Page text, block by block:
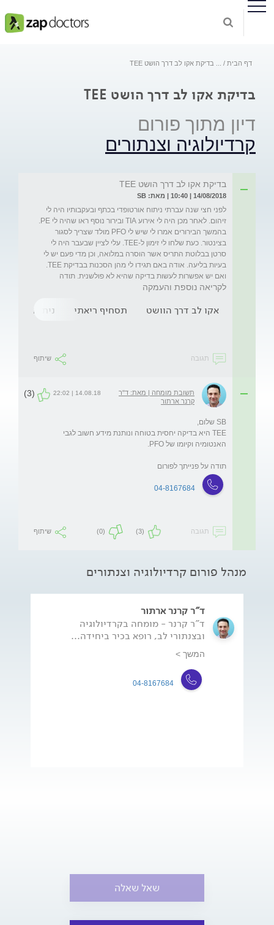
דף הבית בדיקת אקו לב דרך הושט TEE
בדיקת אקו לב דרך הושט TEE
דיון מתוך פורום
קרדיולוגיה וצנתורים
בדיקת אקו לב דרך הושט TEE
14/08/2018 | 10:40 | מאת: SB
לפני חצי שנה עברתי ניתוח אורטופדי בכתף ובעקבותיו היה לי
זיהום. לאחר מכן היה לי אירוע TIA ובירור נוסף ראו שהיה לי PE.
בהמשך הבירורים אמרו לי שיש לי PFO מולד שצריך לסגור
בצינטור. כעת שלחו לי זימון ל-TEE. עלי לציין שבעבר היה לי
סרטן בבלוטת התריס אשר הוסרה במלואה, וכן מדי פעם יש לי
בעיות בליעה. אודה באם תגידו לי מהן הסכנות בבדיקת TEE.
ואם יש אפשרות לעשות בדיקה שהיא לא פולשנית. תודה
לקריאה נוספת והעמקה
אקו לב דרך הוושט תסחיף ריאתי ניתוחים
תגובה שיתוף
תשובת מומחה | מאת: ד"ר
קרנר ארתור
14.08.18 | 22:02
(3)
TEE היא בדיקה יחסית בטוחה ונותנת מידע חשוב לגבי
תודה על פנייתך לפורום
04-8167684
תגובה (3)
(0) שיתוף
מנהל פורום קרדיולוגיה וצנתורים
ד"ר קרנר ארתור
ד"ר קרנר - מומחה בקרדיולוגיה
ובצנתורי לב, רופא בכיר ביחידה...
המשך >
04-8167684
שאל שאלה